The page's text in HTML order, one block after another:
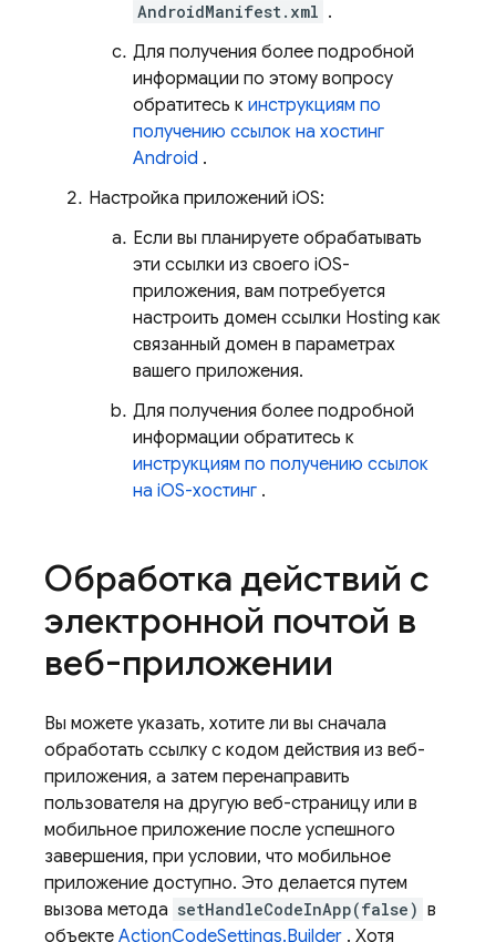
AndroidManifest.xml .
Для получения более подробной
информации по этому вопросу
обратитесь к инструкциям по
получению ссылок на хостинг
Android .
Настройка приложений iOS:
Если вы планируете обрабатывать
эти ссылки из своего iOS-
приложения, вам потребуется
настроить домен ссылки Hosting как
связанный домен в параметрах
вашего приложения.
Для получения более подробной
информации обратитесь к
инструкциям по получению ссылок
на iOS-хостинг .
Обработка действий с
электронной почтой в
веб-приложении
Вы можете указать, хотите ли вы сначала
обработать ссылку с кодом действия из веб-
приложения, а затем перенаправить
пользователя на другую веб-страницу или в
мобильное приложение после успешного
завершения, при условии, что мобильное
приложение доступно. Это делается путем
вызова метода setHandleCodeInApp(false) в
объекте ActionCodeSettings.Builder . Хотя